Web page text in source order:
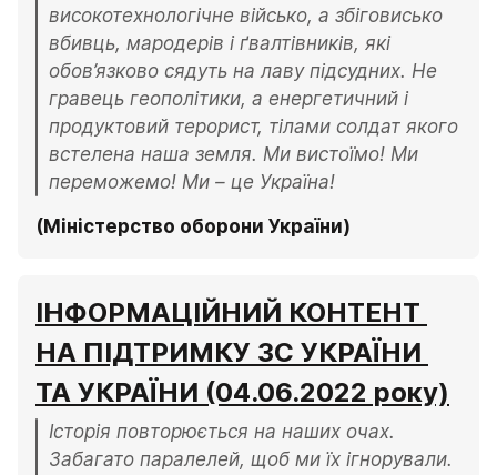
високотехнологічне військо, а збіговисько
вбивць, мародерів і ґвалтівників, які
обов’язково сядуть на лаву підсудних. Не
гравець геополітики, а енергетичний і
продуктовий терорист, тілами солдат якого
встелена наша земля. Ми вистоїмо! Ми
переможемо! Ми – це Україна!
(Міністерство оборони України)
ІНФОРМАЦІЙНИЙ КОНТЕНТ
НА ПІДТРИМКУ ЗС УКРАЇНИ
ТА УКРАЇНИ (04.06.2022 року)
Історія повторюється на наших очах.
Забагато паралелей, щоб ми їх ігнорували.